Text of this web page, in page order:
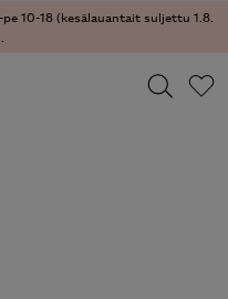
10-18 (kesälauantait suljettu 1.8.